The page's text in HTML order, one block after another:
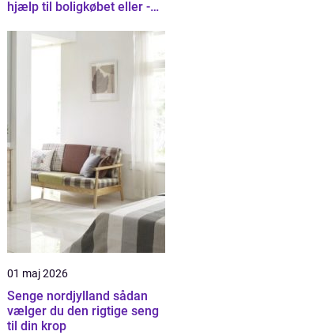
hjælp til boligkøbet eller -
01 maj 2026
Senge nordjylland sådan
vælger du den rigtige seng
til din krop